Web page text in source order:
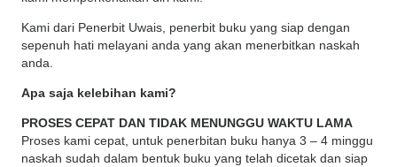
Kami dari Penerbit Uwais, penerbit buku yang siap dengan
sepenuh hati melayani anda yang akan menerbitkan naskah
anda.
Apa saja kelebihan kami?
PROSES CEPAT DAN TIDAK MENUNGGU WAKTU LAMA
Proses kami cepat, untuk penerbitan buku hanya 3 – 4 minggu
naskah sudah dalam bentuk buku yang telah dicetak dan siap